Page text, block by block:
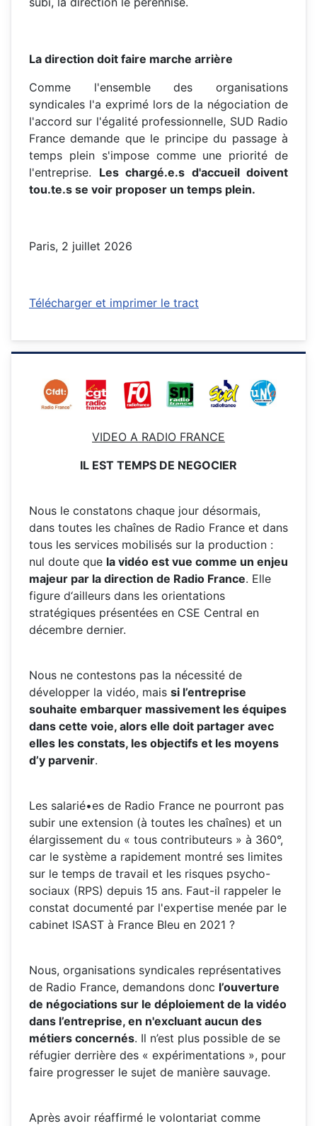
La direction doit faire marche arrière
Comme l'ensemble des organisations
syndicales l'a exprimé lors de la négociation de
l'accord sur l'égalité professionnelle, SUD Radio
France demande que le principe du passage à
temps plein s'impose comme une priorité de
l'entreprise. Les chargé.e.s d'accueil doivent
tou.te.s se voir proposer un temps plein.
Paris, 2 juillet 2026
Télécharger et imprimer le tract
VIDEO A RADIO FRANCE
IL EST TEMPS DE NEGOCIER
Nous le constatons chaque jour désormais,
dans toutes les chaînes de Radio France et dans
tous les services mobilisés sur la production :
nul doute que la vidéo est vue comme un enjeu
majeur par la direction de Radio France. Elle
figure d‘ailleurs dans les orientations
stratégiques présentées en CSE Central en
décembre dernier.
Nous ne contestons pas la nécessité de
développer la vidéo, mais si l’entreprise
souhaite embarquer massivement les équipes
dans cette voie, alors elle doit partager avec
elles les constats, les objectifs et les moyens
d’y parvenir.
Les salarié•es de Radio France ne pourront pas
subir une extension (à toutes les chaînes) et un
élargissement du « tous contributeurs » à 360°,
car le système a rapidement montré ses limites
sur le temps de travail et les risques psycho-
sociaux (RPS) depuis 15 ans. Faut-il rappeler le
constat documenté par l'expertise menée par le
cabinet ISAST à France Bleu en 2021 ?
Nous, organisations syndicales représentatives
de Radio France, demandons donc l’ouverture
de négociations sur le déploiement de la vidéo
dans l’entreprise, en n'excluant aucun des
métiers concernés. Il n’est plus possible de se
réfugier derrière des « expérimentations », pour
faire progresser le sujet de manière sauvage.
Après avoir réaffirmé le volontariat comme